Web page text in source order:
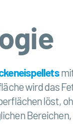
wird das
löst,